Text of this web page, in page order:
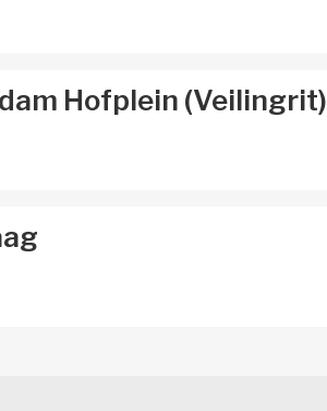
Hofplein (Veilingrit)